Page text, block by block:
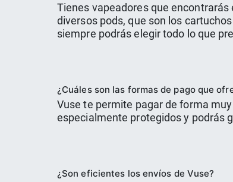
Tienes vapeadores que
diversos pods, que son los
siempre podrás elegir todo lo que
¿Cuáles son las formas de pago que
Vuse te permite pagar de forma
especialmente protegidos y podrás
¿Son eficientes los envíos de Vuse?